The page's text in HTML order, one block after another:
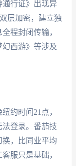
通行证》出现异
层加密，建立独
程封闭传输，
西游》等涉及
约时间21点，
法登录。番茄技
，比同业平均
服只是基础，